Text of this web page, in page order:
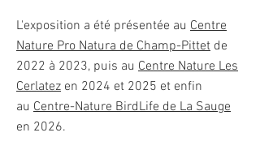
L'exposition a été présentée au Centre
Nature Pro Natura de Champ-Pittet de
2022 à 2023, puis au Centre Nature Les
Cerlatez en 2024 et 2025 et enfin
au Centre-Nature BirdLife de La Sauge
en 2026.